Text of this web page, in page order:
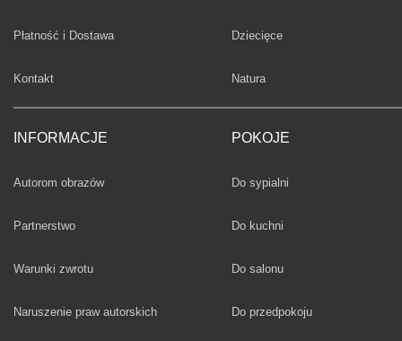
Płatność i Dostawa
Kontakt
INFORMACJE
Autorom obrazów
Partnerstwo
Warunki zwrotu
Naruszenie praw autorskich
Fototapety
Dziecięce
Fototapety
Natura
POKOJE
Fototapety
Do sypialni
Fototapety
Do kuchni
Fototapety
Do salonu
Fototapety
Do przedpokoju